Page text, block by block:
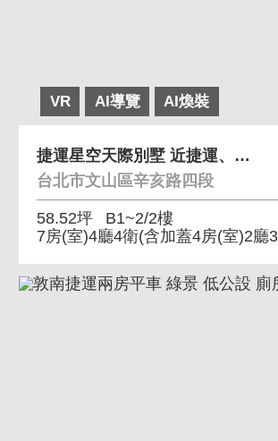
VR AI導覽 AI煥裝
捷運星空天際別墅 近捷運、市區的別墅透天豪宅
台北市文山區辛亥路四段
58.52坪
B1~2/2樓
7房(室)4廳4衛(含加蓋4房(室)2廳